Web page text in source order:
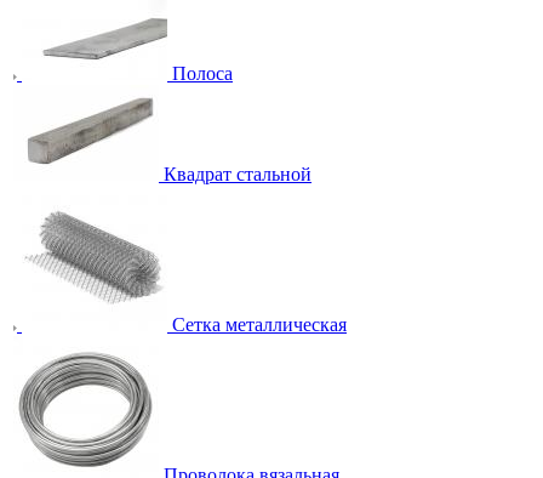
Полоса
Квадрат стальной
Сетка металлическая